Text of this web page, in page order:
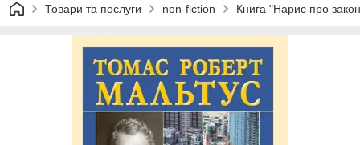
Товари та послуги non-fiction Книга "Нарис про